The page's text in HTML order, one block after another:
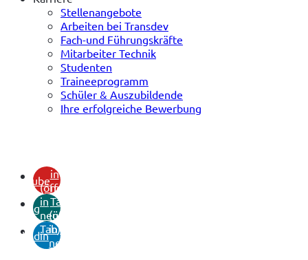
Stellenangebote
Arbeiten bei Transdev
Fach-und Führungskräfte
Mitarbeiter Technik
Studenten
Traineeprogramm
Schüler & Auszubildende
Ihre erfolgreiche Bewerbung
youtubein
neuem
Tab)
xing
(öffnet
in
neuem
Tab)
linkedin
(öffnet
in
neuem